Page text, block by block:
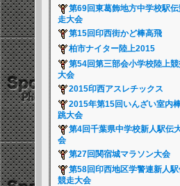
第69回東葛飾地方中学校駅伝
走大会
第15回印西街かど棒高飛
柏市ナイター陸上2015
第54回第三部会小学校陸上競
大会
2015印西アスレチックス
2015年第15回いんざい室内
跳大会
第4回千葉県中学校新人駅伝
会
第27回関宿城マラソン大会
第58回印西地区学警連新人駅
競走大会